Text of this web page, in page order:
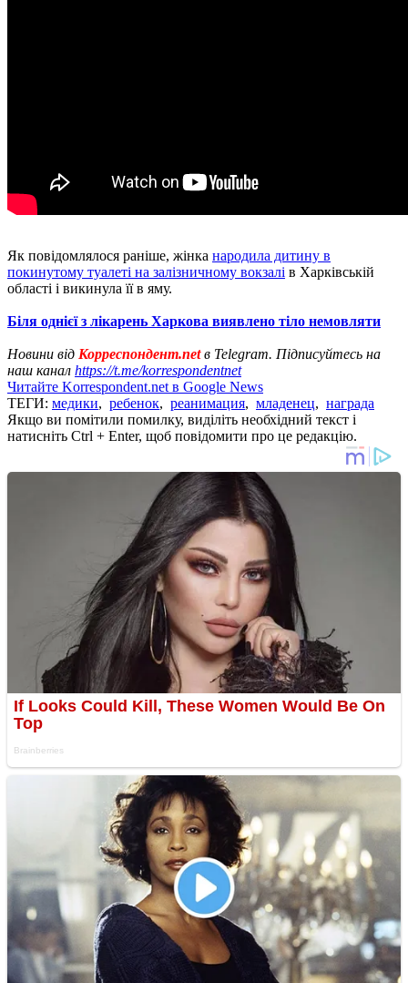
Як повідомлялося раніше, жінка народила дитину в
покинутому туалеті на залізничному вокзалі в Харківській
області і викинула її в яму.
Біля однієї з лікарень Харкова виявлено тіло немовляти
Новини від Корреспондент.netв Telegram. Підписуйтесь на
наш канал https://t.me/korrespondentnet
Читайте Korrespondent.net в Google News
ТЕГИ: медики, ребенок, реанимация, младенец, награда
Якщо ви помітили помилку, виділіть необхідний текст і
натисніть Ctrl + Enter, щоб повідомити про це редакцію.